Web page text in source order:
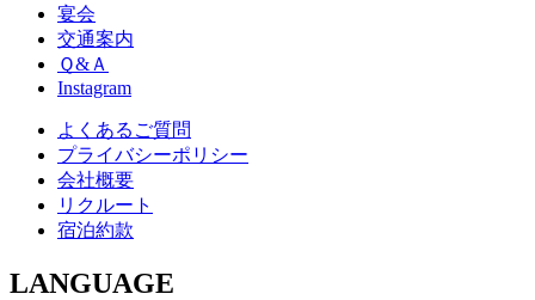
宴会
交通案内
Ｑ&Ａ
Instagram
よくあるご質問
プライバシーポリシー
会社概要
リクルート
宿泊約款
LANGUAGE